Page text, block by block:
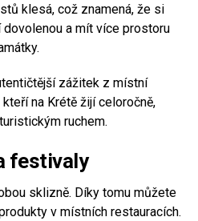
klesá, což znamená, že si
a mít více prostoru
zážitek z místní
na Krétě žijí celoročně,
ruchem.
festivaly
sklizně. Díky tomu můžete
v místních restauracích.